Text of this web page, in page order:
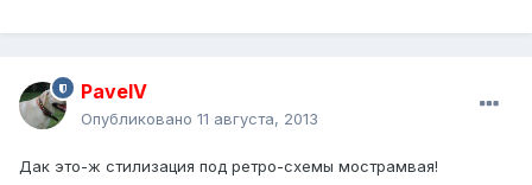
PavelV
Опубликовано 11 августа, 2013
Дак это-ж стилизация под ретро-схемы мострамвая!